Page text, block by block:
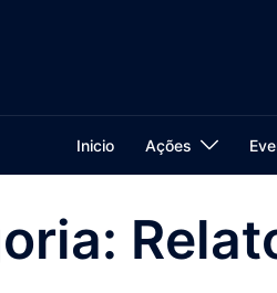
Inicio Ações